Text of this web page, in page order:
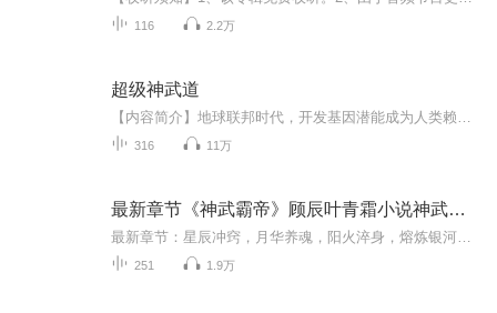
116 2.2万
超级神武道
316 11万
最新章节《神武霸帝》顾辰叶青霜小说神武霸帝
251 1.9万